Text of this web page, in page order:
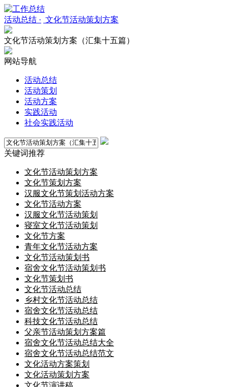
活动总结 · 文化节活动策划方案
文化节活动策划方案（汇集十五篇）
网站导航
活动总结
活动策划
活动方案
实践活动
社会实践活动
关键词推荐
文化节活动策划方案
文化节策划方案
汉服文化节策划活动方案
文化节活动方案
汉服文化节活动策划
寝室文化节活动策划
文化节方案
青年文化节活动方案
文化节活动策划书
宿舍文化节活动策划书
文化节策划书
文化节活动总结
乡村文化节活动总结
宿舍文化节活动总结
科技文化节活动总结
父亲节活动策划方案篇
宿舍文化节活动总结大全
宿舍文化节活动总结范文
文化活动方案策划
文化活动策划方案
文化节演讲稿